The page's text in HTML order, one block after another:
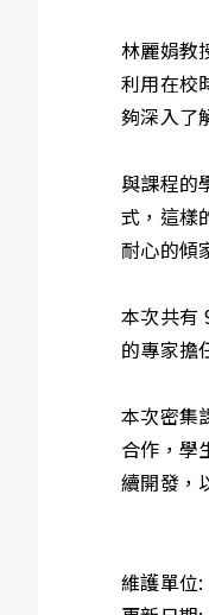
林麗娟教
利用在校
夠深入了
與課程的
式，這樣
耐心的傾
本次共有
的專家擔
本次密集
合作，學
續開發，
維護單位